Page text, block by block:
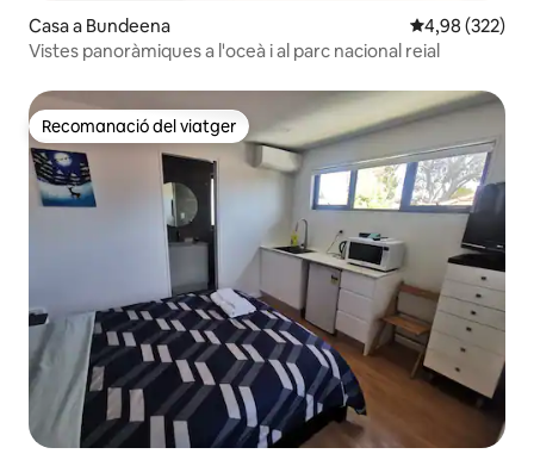
Casa a Bundeena 4,98 de
4,98 (322)
Vistes panoràmiques a l'oceà i al parc nacional reial
Recomanació del viatger
Recomanació del viatger